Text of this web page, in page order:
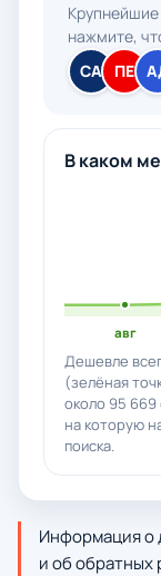
нажмите,
СА
ПЕ
В каком
авг
Дешевле
(зелёная
около 95
на которую
поиска.
Информация о
и об обратных